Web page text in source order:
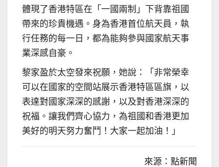
體現了香港特區在「一國兩制」下背靠祖國
帶來的珍貴機遇。身為香港首位航天員，執
行任務的每一日，都為能夠參與國家航天事
業深感自豪。
黎家盈於太空發來祝願，她說：「非常榮幸
可以在國家的空間站展示香港特區區旗，以
表達對國家深深的感謝，以及對香港深深的
祝福。讓我們齊心協力，為祖國和香港更加
美好的明天努力奮鬥！大家一起加油！」
來源：點新聞